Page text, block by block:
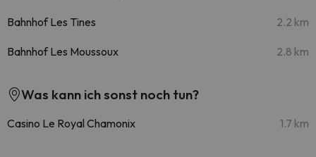
Bahnhof Les Tines 2.2 km
Bahnhof Les Moussoux 2.8 km
Was kann ich sonst noch tun?
Casino Le Royal Chamonix 1.7 km